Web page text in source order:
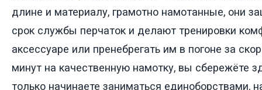
длине и материалу, грамотно намотанные, они
срок службы перчаток и делают тренировки
аксессуаре или пренебрегать им в погоне за
минут на качественную намотку, вы сбережёте
только начинаете заниматься единоборствами,